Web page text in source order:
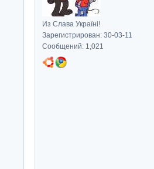
Из Слава Україні!
Зарегистрирован: 30-03-11
Сообщений: 1,021